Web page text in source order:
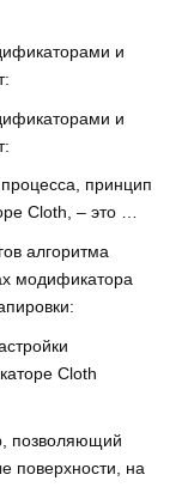
и
и
принцип
Cloth, – это …
алгоритма
модификатора
Cloth
позволяющий
поверхности, на